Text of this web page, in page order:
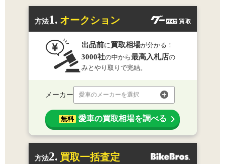
方法1. オークション
出品前に買取相場が分かる！
3000社の中から最高入札店の
みとやり取りで完結。
メーカー 愛車のメーカーを選択
無料 愛車の買取相場を調べる
方法2. 買取一括査定